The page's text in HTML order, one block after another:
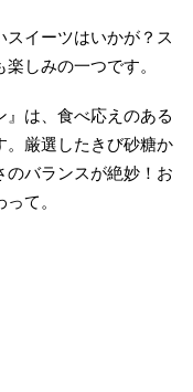
イーツはいかが？ス
しみの一つです。
は、食べ応えのある
。厳選したきび砂糖か
のバランスが絶妙！お
て。